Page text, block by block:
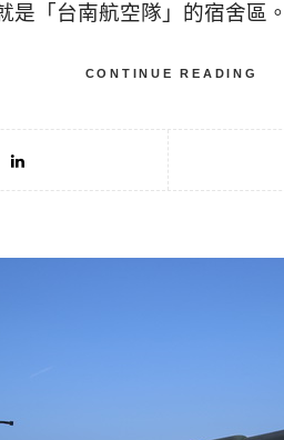
是「台南航空隊」的宿舍
CONTINUE READING